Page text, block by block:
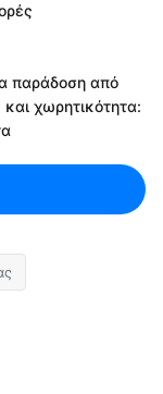
παράδοση από
χωρητικότητα: